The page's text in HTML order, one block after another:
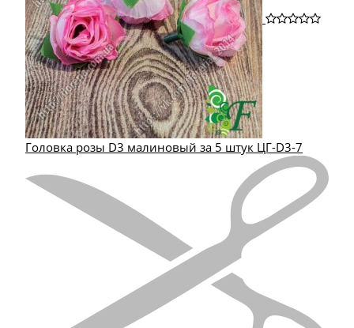
Головка розы D3 малиновый за 5 штук ЦГ-D3-7